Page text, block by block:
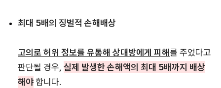
최대 5배의 징벌적 손해배상
고의로 허위 정보를 유통해 상대방에게 피해를 주었다고
판단될 경우, 실제 발생한 손해액의 최대 5배까지 배상
해야 합니다.